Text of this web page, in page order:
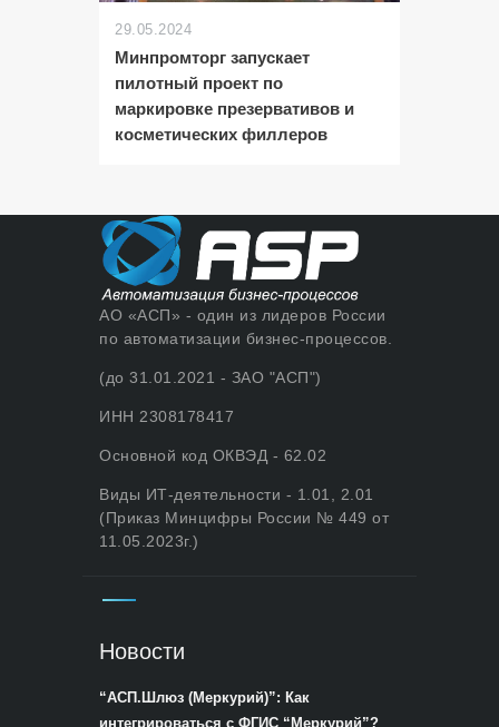
29.05.2024
Минпромторг запускает
пилотный проект по
маркировке презервативов и
косметических филлеров
АО «АСП» - один из лидеров России
по автоматизации бизнес-процессов.
(до 31.01.2021 - ЗАО "АСП")
ИНН 2308178417
Основной код ОКВЭД - 62.02
Виды ИТ-деятельности - 1.01, 2.01
(Приказ Минцифры России № 449 от
11.05.2023г.)
Новости
“АСП.Шлюз (Меркурий)”: Как
интегрироваться с ФГИС “Меркурий”?